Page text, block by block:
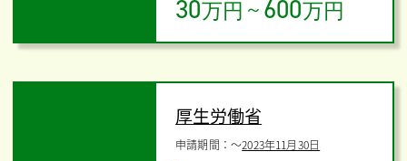
30万円 ～ 600万円
厚生労働省
申請期間：〜2023年11月30日